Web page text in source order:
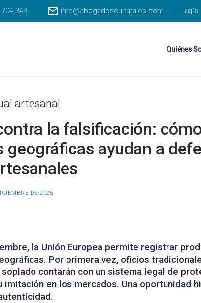
704 343 info@abogadosculturales.com FQ´S
Quiénes
artesanal
la falsificación:
geográficas ayudan a
DE 2025
la Unión Europea permite registrar
Por primera vez, oficios
contarán con un sistema legal de
imitación en los mercados. Una oportunidad